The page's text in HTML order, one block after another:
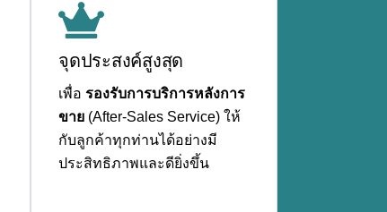
จุดประสงค์สูงสุด
เพื่อ รองรับการบริการหลังการ
ขาย (After-Sales Service) ให้
กับลูกค้าทุกท่านได้อย่างมี
ประสิทธิภาพและดียิ่งขึ้น